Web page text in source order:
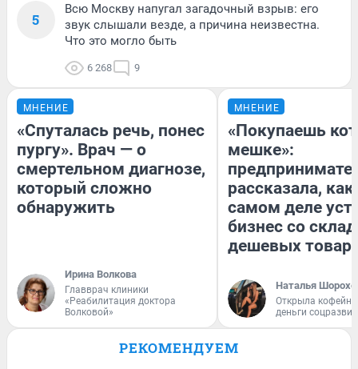
5
Всю Москву напугал загадочный взрыв: его
звук слышали везде, а причина неизвестна.
Что это могло быть
6 268 9
МНЕНИЕ
«Спуталась речь, понес
пургу». Врач — о
смертельном диагнозе,
который сложно
обнаружить
Ирина Волкова
Главврач клиники
«Реабилитация доктора
Волковой»
МНЕНИЕ
«Покупаешь
мешке»:
рассказала, как
самом деле
бизнес со
дешевых
Наталья
Открыла
деньги
РЕКОМЕНДУЕМ